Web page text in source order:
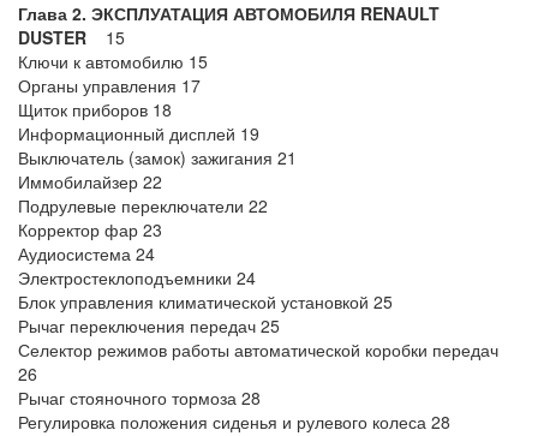
Глава 2. ЭКСПЛУАТАЦИЯ АВТОМОБИЛЯ RENAULT
DUSTER
15
Ключи к автомобилю 15
Органы управления 17
Щиток приборов 18
Информационный дисплей 19
Выключатель (замок) зажигания 21
Иммобилайзер 22
Подрулевые переключатели 22
Корректор фар 23
Аудиосистема 24
Электростеклоподъемники 24
Блок управления климатической установкой 25
Рычаг переключения передач 25
Селектор режимов работы автоматической коробки передач
26
Рычаг стояночного тормоза 28
Регулировка положения сиденья и рулевого колеса 28